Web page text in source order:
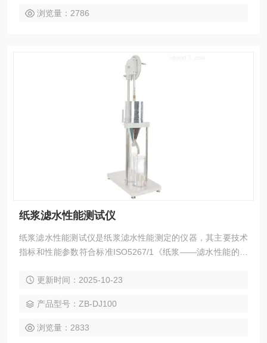
评定浆料打浆程度
浏览量：2786
纸浆滤水性能测试仪
纸浆滤水性能测试仪是纸浆滤水性能测定的仪器，其主要技术
指标和性能参数符合标准ISO5267/1《纸浆——滤水性能的测
浆度的测定法》的有关规定。本仪器根据纸浆叩解度与纸浆悬
度仪设计，用于测定浆料悬浮液的滤水性能，研究纤维状况和
评定浆料打浆程度
更新时间：2025-10-23
产品型号：ZB-DJ100
浏览量：2833